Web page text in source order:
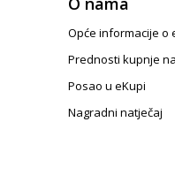
Opće informacije o
Prednosti kupnje
Posao u eKupi
Nagradni natječaj